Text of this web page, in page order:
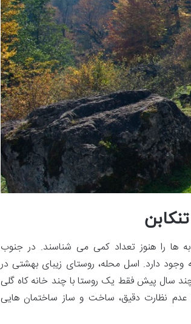
ها را هنوز تعداد کمی می­ شناسند. در جنوب
وجود دارد. اسل محله، روستای زیبای بهشتی در
چند سال پیش فقط یک روستا با چند خانه کاه گلی
عدم نظارت دقیق، ساخت و ساز ساختمان­ هایی